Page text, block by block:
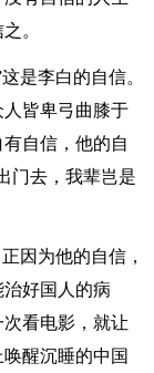
。
是李白的自信。
皆卑弓曲膝于
自信，他的自
门去，我辈岂是
因为他的自信，
好国人的病
看电影，就让
醒沉睡的中国